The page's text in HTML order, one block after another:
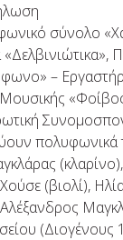
σύνολο
–
πολυφωνικά
(βιολί),
Αλέξανδρος
(Διογένους